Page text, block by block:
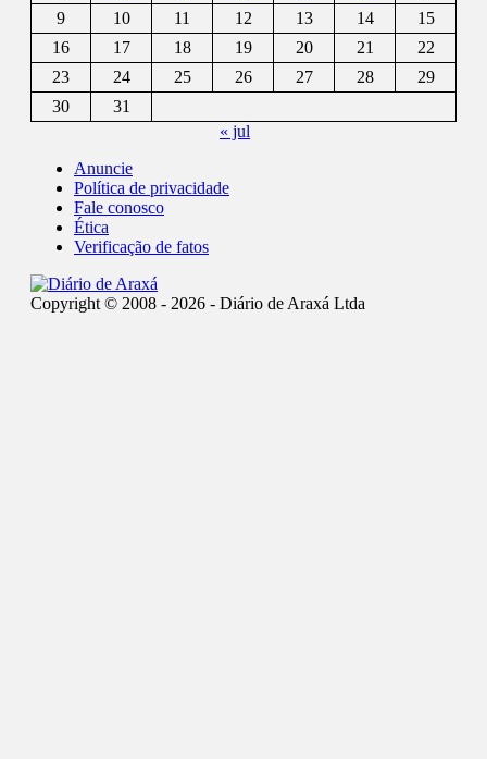
9
10 11 12 13 14
15
16
17 18 19 20 21
22
23
24 25 26 27 28
29
30
31
« jul
Anuncie
Política de privacidade
Fale conosco
Ética
Verificação de fatos
Copyright © 2008 - 2026 - Diário de Araxá Ltda